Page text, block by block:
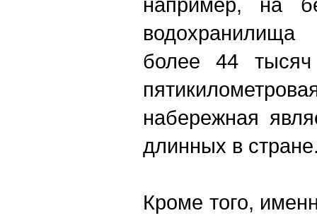
более 44
набережная
длинных в
Кроме того,